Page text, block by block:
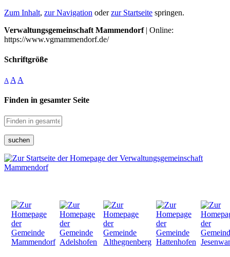
Zum Inhalt, zur Navigation oderzur Startseite springen.
Verwaltungsgemeinschaft Mammendorf| Online:
https://www.vgmammendorf.de/
Schriftgröße
A A A
Finden in gesamter Seite
suchen